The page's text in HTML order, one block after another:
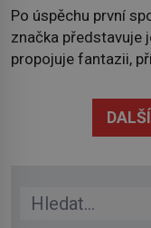
Po úspěchu první
značka představuje
propojuje fantazii,
třicítka šperků
Spolupráce mezi